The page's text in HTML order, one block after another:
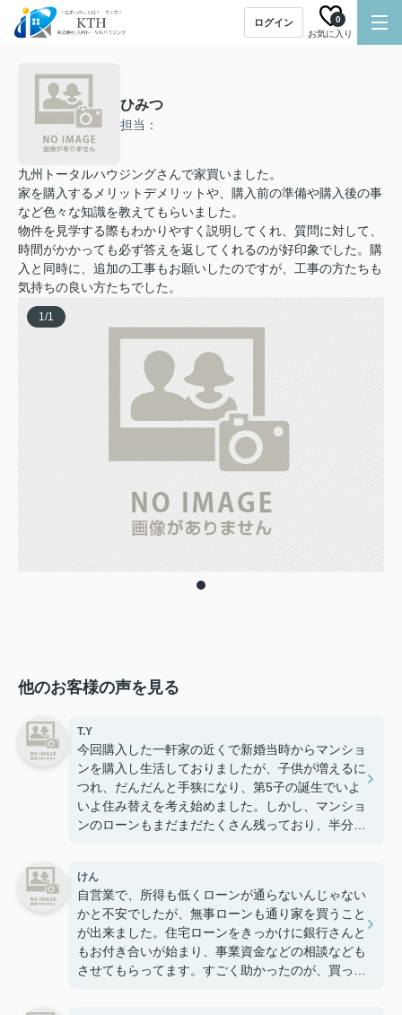
ログイン
お気に入り
0
ひみつ
担当：
九州トータルハウジングさんで家買いました。
家を購入するメリットデメリットや、購入前の準備や購入後の事
など色々な知識を教えてもらいました。
物件を見学する際もわかりやすく説明してくれ、質問に対して、
時間がかかっても必ず答えを返してくれるのが好印象でした。購
入と同時に、追加の工事もお願いしたのですが、工事の方たちも
気持ちの良い方たちでした。
1/1
他のお客様の声を見る
T.Y
今回購入した一軒家の近くで新婚当時からマンショ
ンを購入し生活しておりましたが、子供が増えるに
つれ、だんだんと手狭になり、第5子の誕生でいよ
いよ住み替えを考え始めました。しかし、マンショ
ンのローンもまだまだたくさん残っており、半分は
○○さんでした。現在の状況を話したところ、親身
になって聞いてくれ、マンションの売却もスムーズ
に希望金額で売却でき、今回購入した一軒家も手に
入れることが出来ました。今、家族7人快適に生活
しております。住宅ローンが2軒分同時に組めるこ
と、今回初めて知りました。もし、また購入しする
けん
自営業で、所得も低くローンが通らないんじゃない
かと不安でしたが、無事ローンも通り家を買うこと
が出来ました。住宅ローンをきっかけに銀行さんと
もお付き合いが始まり、事業資金などの相談なども
させてもらってます。すごく助かったのが、買った